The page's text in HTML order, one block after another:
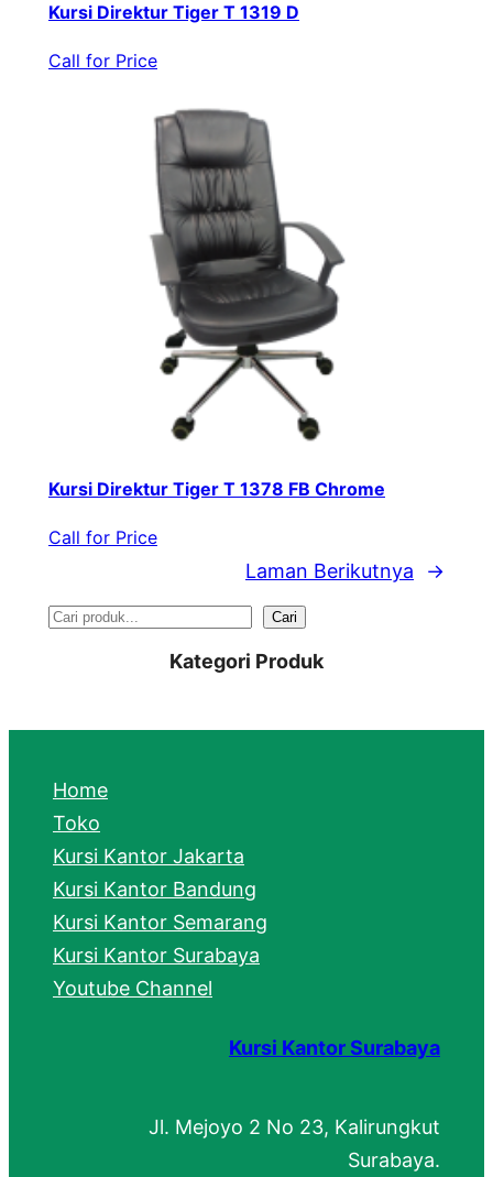
Kursi Direktur Tiger T 1319 D
Call for Price
Kursi Direktur Tiger T 1378 FB Chrome
Call for Price
Laman Berikutnya →
S
r
h
Cari
Kategori Produk
Home
Toko
Kursi Kantor Jakarta
Kursi Kantor Bandung
Kursi Kantor Semarang
Kursi Kantor Surabaya
Youtube Channel
Kursi Kantor Surabaya
Jl. Mejoyo 2 No 23, Kalirungkut
Surabaya.